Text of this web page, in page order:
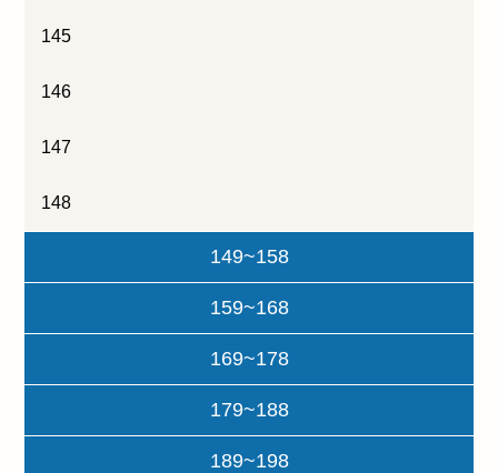
145
146
147
148
149~158
159~168
169~178
179~188
189~198